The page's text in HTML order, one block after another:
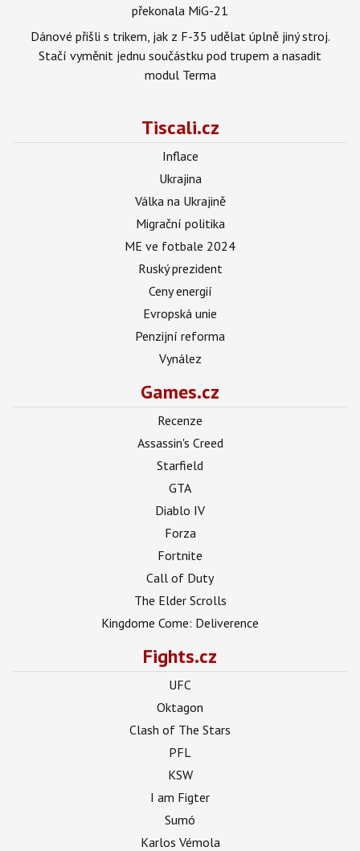
překonala MiG-21
Dánové přišli s trikem, jak z F-35 udělat úplně jiný stroj.
Stačí vyměnit jednu součástku pod trupem a nasadit
modul Terma
Tiscali.cz
Inflace
Ukrajina
Válka na Ukrajině
Migrační politika
ME ve fotbale 2024
Ruský prezident
Ceny energií
Evropská unie
Penzijní reforma
Vynález
Games.cz
Recenze
Assassin's Creed
Starfield
GTA
Diablo IV
Forza
Fortnite
Call of Duty
The Elder Scrolls
Kingdome Come: Deliverence
Fights.cz
UFC
Oktagon
Clash of The Stars
PFL
KSW
I am Figter
Sumó
Karlos Vémola